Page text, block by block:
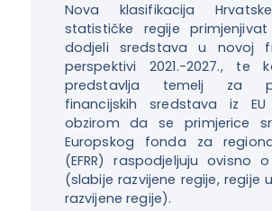
Nova klasifikacija
statističke regije
dodjeli sredstava u novoj
perspektivi 2021.-2027., te
predstavlja temelj za
financijskih sredstava iz
obzirom da se primjerice
Europskog fonda za
(EFRR) raspodjeljuju ovisno
(slabije razvijene regije, regije
razvijene regije).